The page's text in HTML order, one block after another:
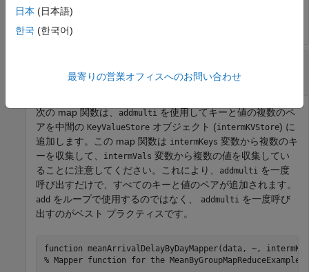
end
KeyValueStore に追加
次の map 関数は、 addmulti を使用してキーと値の複数のペ
アを中間の KeyValueStore オブジェクト (intermKVStore) に
追加します。この map 関数は intermKeys 変数から複数のキ
ーを収集して、
intermVals 変数から複数の値を収集してい
ることに注意してください。これにより、
addmulti を一度
呼び出すだけで、すべてのキーと値のペアが追加されます。
add をループで使用するのではなく、 addmulti を一度呼び
出すのがベスト プラクティスです。
function
% Mapper function for the MeanByGroupMapReduceExample.
日本 (日本語)
한국 (한국어)
最寄りの営業オフィスへのお問い合わせ